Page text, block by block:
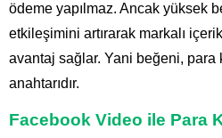
ödeme yapılmaz. Ancak yüksek
etkileşimini artırarak markalı
avantaj sağlar. Yani beğeni, para
anahtarıdır.
Facebook Video ile Para